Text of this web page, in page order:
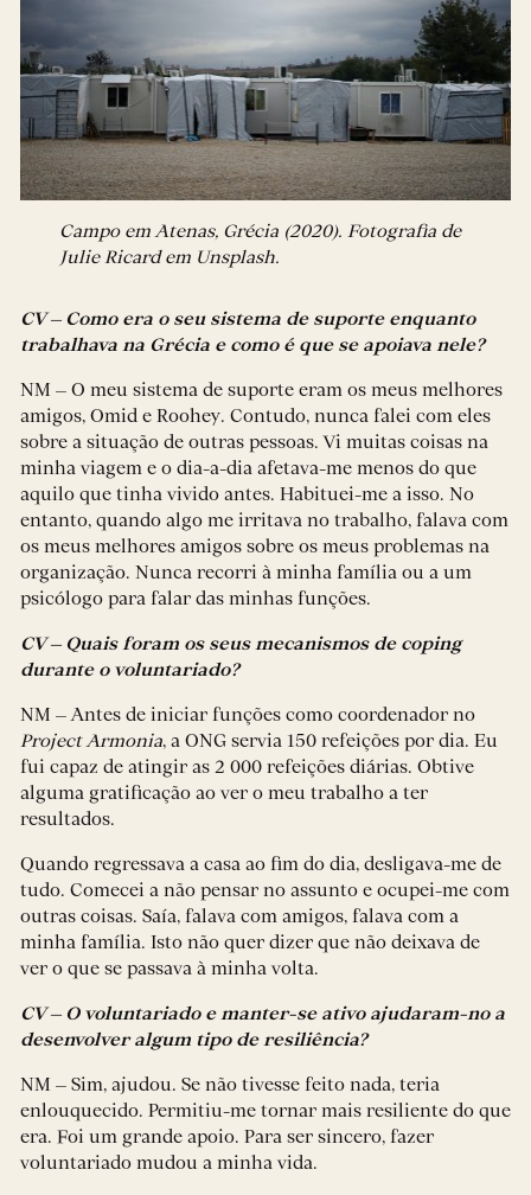
Campo em Atenas, Grécia (2020). Fotografia de
Julie Ricard em Unsplash.
CV – Como era o seu sistema de suporte enquanto
trabalhava na Grécia e como é que se apoiava nele?
NM – O meu sistema de suporte eram os meus melhores
amigos, Omid e Roohey. Contudo, nunca falei com eles
sobre a situação de outras pessoas. Vi muitas coisas na
minha viagem e o dia-a-dia afetava-me menos do que
aquilo que tinha vivido antes. Habituei-me a isso. No
entanto, quando algo me irritava no trabalho, falava com
os meus melhores amigos sobre os meus problemas na
organização. Nunca recorri à minha família ou a um
psicólogo para falar das minhas funções.
CV – Quais foram os seus mecanismos de coping
durante o voluntariado?
NM – Antes de iniciar funções como coordenador no
Project Armonia, a ONG servia 150 refeições por dia. Eu
fui capaz de atingir as 2 000 refeições diárias. Obtive
alguma gratificação ao ver o meu trabalho a ter
resultados.
Quando regressava a casa ao fim do dia, desligava-me de
tudo. Comecei a não pensar no assunto e ocupei-me com
outras coisas. Saía, falava com amigos, falava com a
minha família. Isto não quer dizer que não deixava de
ver o que se passava à minha volta.
CV – O voluntariado e manter-se ativo ajudaram-no a
desenvolver algum tipo de resiliência?
NM – Sim, ajudou. Se não tivesse feito nada, teria
enlouquecido. Permitiu-me tornar mais resiliente do que
era. Foi um grande apoio. Para ser sincero, fazer
voluntariado mudou a minha vida.